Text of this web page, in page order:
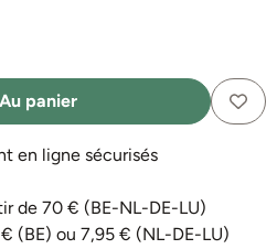
Au panier
en ligne sécurisés
de 70 € (BE-NL-DE-LU)
(BE) ou 7,95 € (NL-DE-LU)